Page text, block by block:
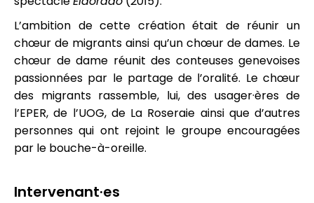
L’ambition de cette création était de réunir un
chœur de migrants ainsi qu’un chœur de dames. Le
chœur de dame réunit des conteuses genevoises
passionnées par le partage de l’oralité. Le chœur
des migrants rassemble, lui, des usager·ères de
l’EPER, de l’UOG, de La Roseraie ainsi que d’autres
personnes qui ont rejoint le groupe encouragées
par le bouche-à-oreille.
Intervenant·es